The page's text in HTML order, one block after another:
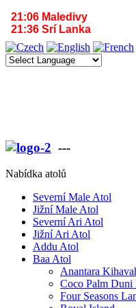
21:06 Maledivy
21:36 Srí Lanka
---
Nabídka atolů
Severní Male Atol
Jižní Male Atol
Severní Ari Atol
Jižní Ari Atol
Addu Atol
Baa Atol
Anantara
Coco Palm
Four Seasons